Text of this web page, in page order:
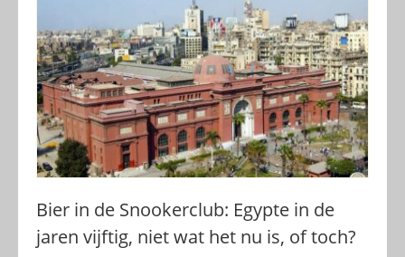
Bier in de Snookerclub: Egypte in de
jaren vijftig, niet wat het nu is, of toch?